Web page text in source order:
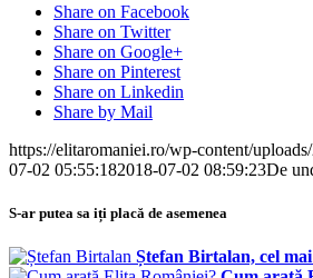
Share on Facebook
Share on Twitter
Share on Google+
Share on Pinterest
Share on Linkedin
Share by Mail
https://elitaromaniei.ro/wp-content/
07-02 05:55:182018-07-02 08:59:23De
S-ar putea sa iți placă de asemenea
Ștefan Birtalan, cel